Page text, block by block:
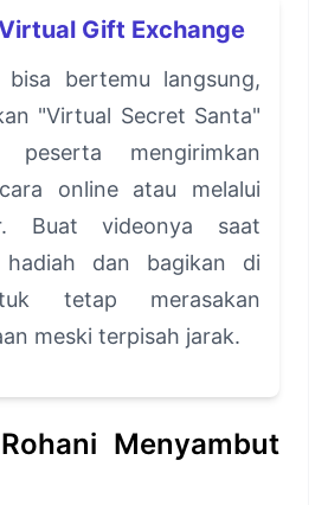
Gift Exchange
bertemu langsung,
"Virtual Secret Santa"
mengirimkan
online atau melalui
Buat videonya saat
hadiah dan bagikan di
tetap merasakan
meski terpisah jarak.
Menyambut